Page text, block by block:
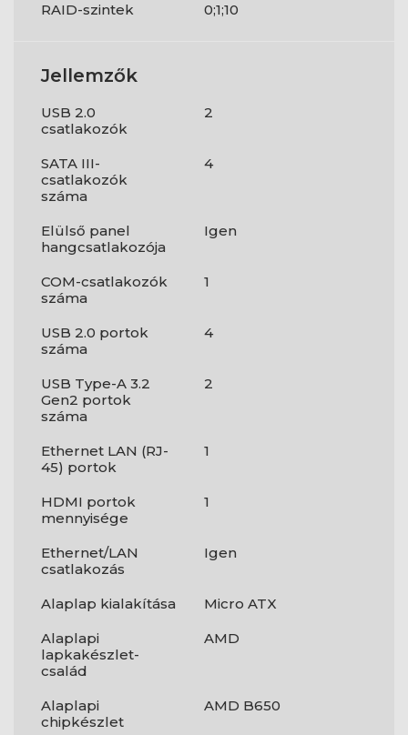
RAID-szintek 0;1;10
Jellemzők
USB 2.0
csatlakozók
2
SATA III-
csatlakozók
száma
4
Elülső panel
hangcsatlakozója
Igen
COM-csatlakozók
száma
1
USB 2.0 portok
száma
4
USB Type-A 3.2
Gen2 portok
száma
2
Ethernet LAN (RJ-
45) portok
1
HDMI portok
mennyisége
1
Ethernet/LAN
csatlakozás
Igen
Alaplap kialakítása
Micro ATX
Alaplapi
lapkakészlet-
család
AMD
Alaplapi
chipkészlet
AMD B650